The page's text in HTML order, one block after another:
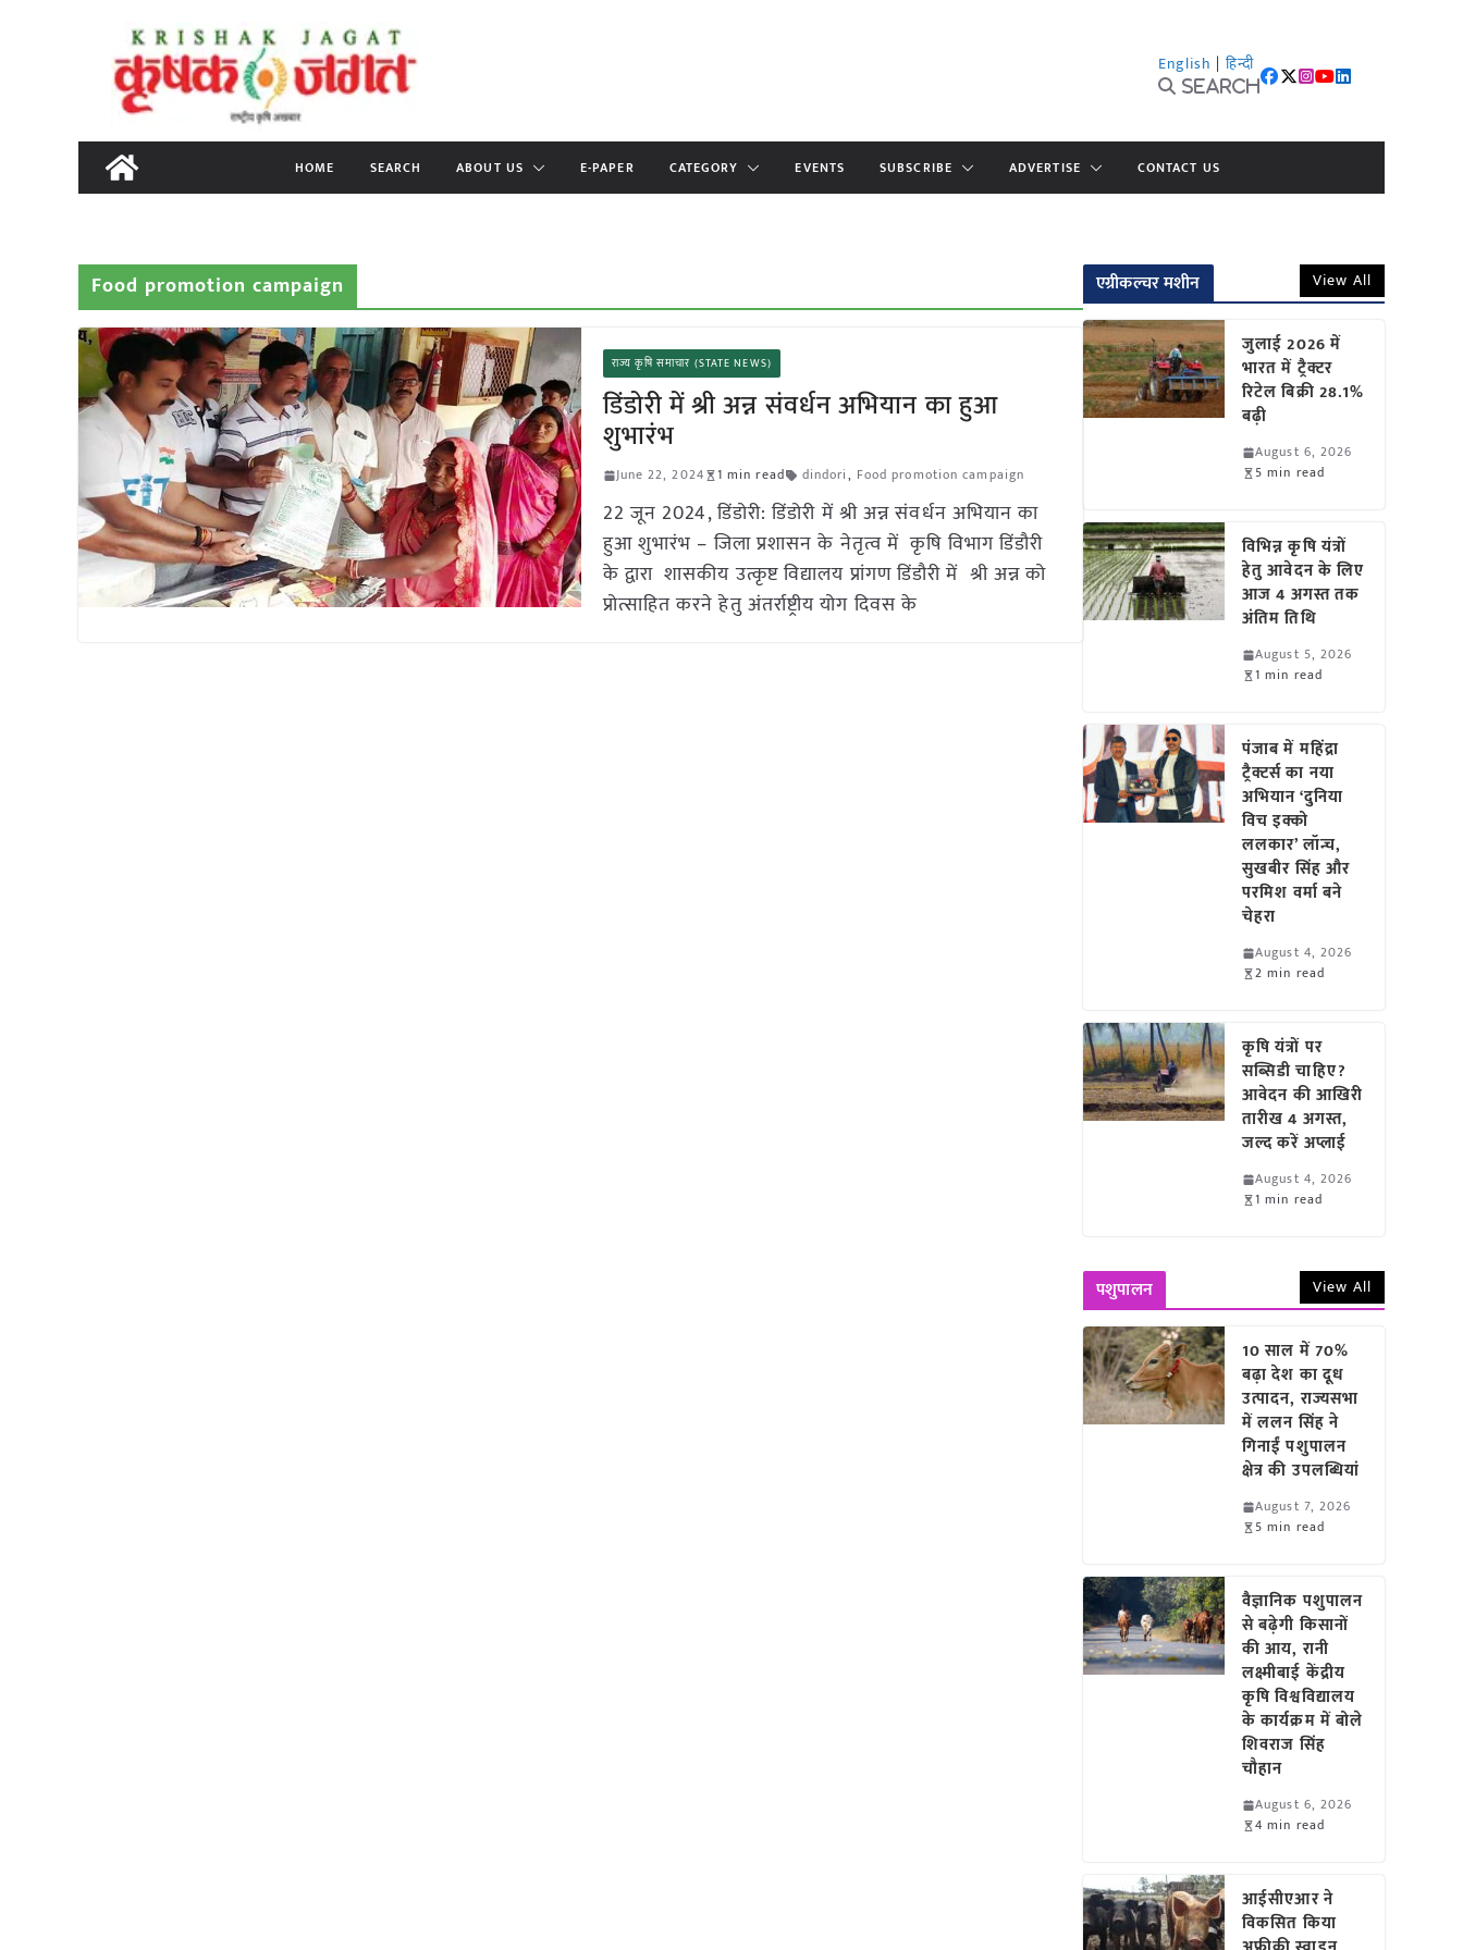
content
English | हिन्दी
Search
HOME SEARCH ABOUT US E-PAPER CATEGORY EVENTS SUBSCRIBE ADVERTISE CONTACT US
Food promotion campaign
राज्य कृषि समाचार (STATE NEWS)
डिंडोरी में श्री अन्न संवर्धन अभियान का हुआ
शुभारंभ
June 22, 2024 1 min read dindori, Food promotion campaign
22 जून 2024, डिंडोरी: डिंडोरी में श्री अन्न संवर्धन अभियान का
हुआ शुभारंभ – जिला प्रशासन के नेतृत्व में कृषि विभाग डिंडौरी
के द्वारा शासकीय उत्कृष्ट विद्यालय प्रांगण डिंडौरी में श्री अन्न को
प्रोत्साहित करने हेतु अंतर्राष्ट्रीय योग दिवस के
एग्रीकल्चर मशीन View All
जुलाई 2026 में
भारत में ट्रैक्टर
रिटेल बिक्री 28.1%
बढ़ी
August 6, 2026
5 min read
विभिन्न कृषि यंत्रों
हेतु आवेदन के लिए
आज 4 अगस्त तक
अंतिम तिथि
August 5, 2026
1 min read
पंजाब में महिंद्रा
ट्रैक्टर्स का नया
अभियान ‘दुनिया
विच इक्को
ललकार’ लॉन्च,
सुखबीर सिंह और
परमिश वर्मा बने
चेहरा
August 4, 2026
2 min read
कृषि यंत्रों पर
सब्सिडी चाहिए?
आवेदन की आखिरी
तारीख 4 अगस्त,
जल्द करें अप्लाई
August 4, 2026
1 min read
पशुपालन View All
10 साल में 70%
बढ़ा देश का दूध
उत्पादन, राज्यसभा
में ललन सिंह ने
गिनाईं पशुपालन
क्षेत्र की उपलब्धियां
August 7, 2026
5 min read
वैज्ञानिक पशुपालन
से बढ़ेगी किसानों
की आय, रानी
लक्ष्मीबाई केंद्रीय
कृषि विश्वविद्यालय
के कार्यक्रम में बोले
शिवराज सिंह
चौहान
August 6, 2026
4 min read
आईसीएआर ने
विकसित किया